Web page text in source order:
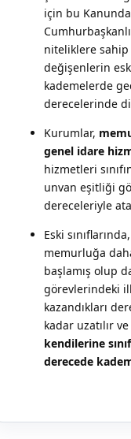
için bu
niteliklere sahip
değişenlerin
kademelerde
derecelerinde
Kurumlar,
genel idare
hizmetleri
unvan eşitliği
dereceleriyle
Eski
memurluğa
başlamış olup
görevlerindeki
kazandıkları
kadar uzatılır
kendilerine
derecede